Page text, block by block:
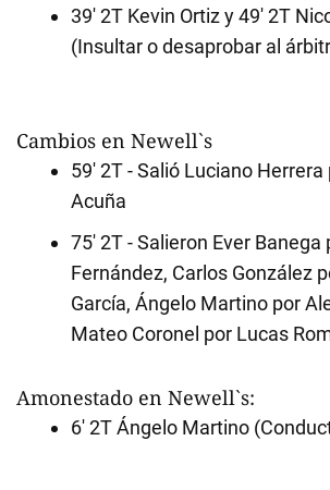
39' 2T Kevin Ortiz y 49' 2T
(Insultar o desaprobar al
Cambios en Newell`s
59' 2T - Salió Luciano
Acuña
75' 2T - Salieron Ever Banega
Fernández, Carlos González
García, Ángelo Martino por
Mateo Coronel por Lucas
Amonestado en Newell`s:
6' 2T Ángelo Martino